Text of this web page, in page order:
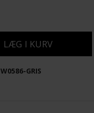
W0586-GRIS